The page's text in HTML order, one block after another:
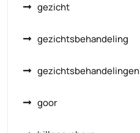
gezicht
gezichtsbehandeling
gezichtsbehandelingen
goor